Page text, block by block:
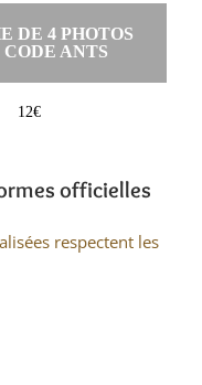
DE 4 PHOTOS
CODE ANTS
12€
officielles
respectent les